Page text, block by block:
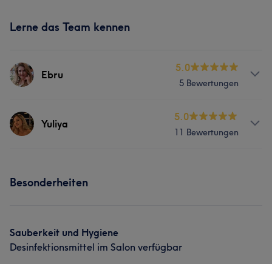
Lerne das Team kennen
Ebru
5.0
5 Bewertungen
Services
Portfolio
Yuliya
5.0
11 Bewertungen
Durch professionelle Hautpflege schaffe ich Schönheit
Services
Besonderheiten
Sauberkeit und Hygiene
Desinfektionsmittel im Salon verfügbar